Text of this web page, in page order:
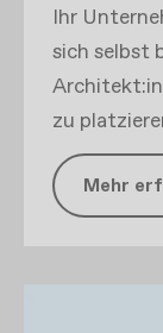
Ihr
sich selbst
zu
Mehr